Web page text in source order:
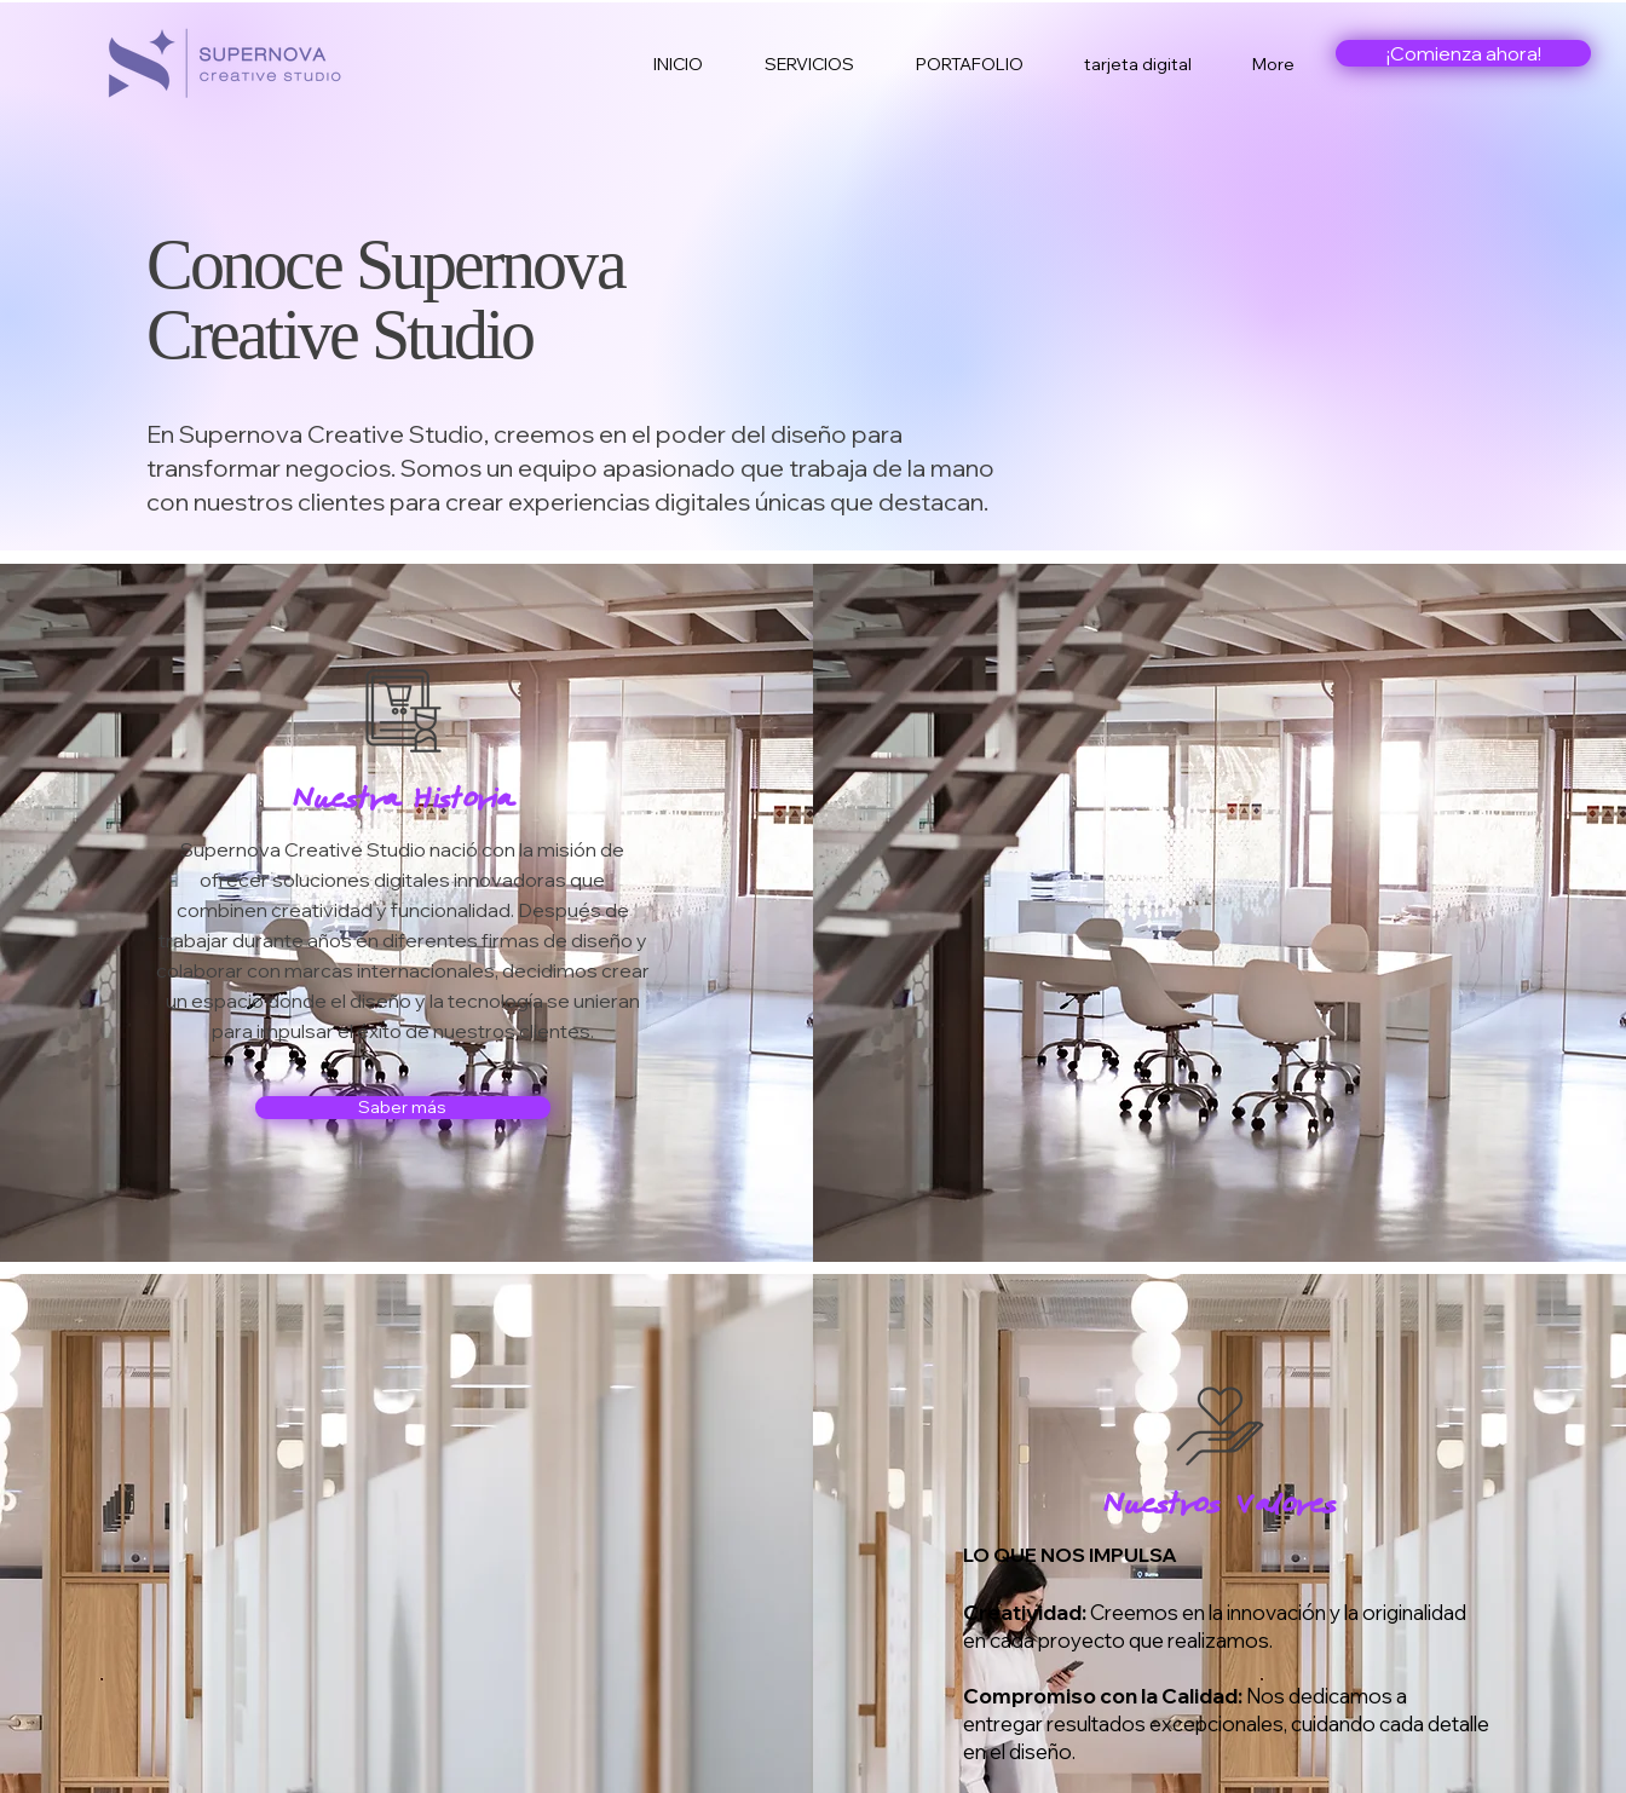
INICIO SERVICIOS PORTAFOLIO tarjeta digital More ¡Comienza ahora!
Conoce Supernova
Creative Studio
En Supernova Creative Studio, creemos en el poder del diseño para
transformar negocios. Somos un equipo apasionado que trabaja de la mano
con nuestros clientes para crear experiencias digitales únicas que destacan.
Nuestra Historia
Supernova Creative Studio nació con la misión de
ofrecer soluciones digitales innovadoras que
combinen creatividad y funcionalidad. Después de
trabajar durante años en diferentes firmas de diseño y
colaborar con marcas internacionales, decidimos crear
un espacio donde el diseño y la tecnología se unieran
para impulsar el éxito de nuestros clientes.
Saber más
Nuestros Valores
LO QUE NOS IMPULSA
Creatividad:Creemos en la innovación y la originalidad
en cada proyecto que realizamos.
Compromiso con la Calidad:Nos dedicamos a
entregar resultados excepcionales, cuidando cada detalle
en el diseño.